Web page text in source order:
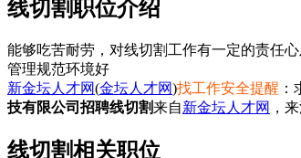
线切割职位介绍
能够吃苦耐劳，对线切割工作有一定的责任
管理规范环境好
新金坛人才网(金坛人才网)找工作安全提醒
技有限公司招聘线切割来自新金坛人才网 ，
线切割相关职位